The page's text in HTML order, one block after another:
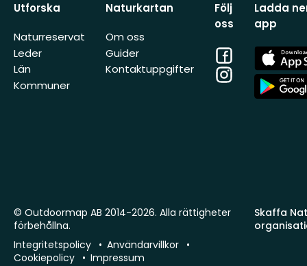
Utforska
Naturreservat
Leder
Län
Kommuner
Naturkartan
Om oss
Guider
Kontaktuppgifter
Följ
oss
Facebook
Instagram
Ladda
app
App
Store
App
Store
Skaffa
© Outdoormap AB 2014-2026. Alla rättigheter
förbehållna.
Integritetspolicy
Användarvillkor
Cookiepolicy
Impressum